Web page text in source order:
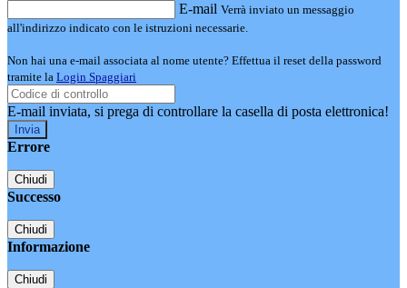
E-mail Verrà inviato un messaggio
all'indirizzo indicato con le istruzioni necessarie.
Non hai una e-mail associata al nome utente? Effettua il reset della password
tramite la Login Spaggiari
E-mail inviata, si prega di controllare la casella di posta elettronica!
Errore
Chiudi
Successo
Chiudi
Informazione
Chiudi